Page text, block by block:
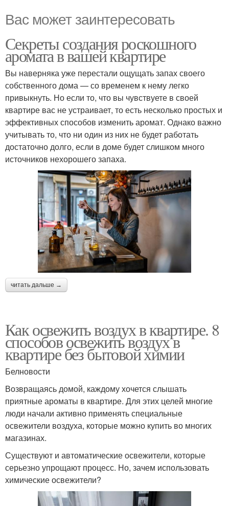
Вас может заинтересовать
Секреты создания роскошного
аромата в вашей квартире
Вы наверняка уже перестали ощущать запах своего
собственного дома — со временем к нему легко
привыкнуть. Но если то, что вы чувствуете в своей
квартире вас не устраивает, то есть несколько простых и
эффективных способов изменить аромат. Однако важно
учитывать то, что ни один из них не будет работать
достаточно долго, если в доме будет слишком много
источников нехорошего запаха.
читать дальше →
Как освежить воздух в квартире. 8
способов освежить воздух в
квартире без бытовой химии
Белновости
Возвращаясь домой, каждому хочется слышать
приятные ароматы в квартире. Для этих целей многие
люди начали активно применять специальные
освежители воздуха, которые можно купить во многих
магазинах.
Существуют и автоматические освежители, которые
серьезно упрощают процесс. Но, зачем использовать
химические освежители?